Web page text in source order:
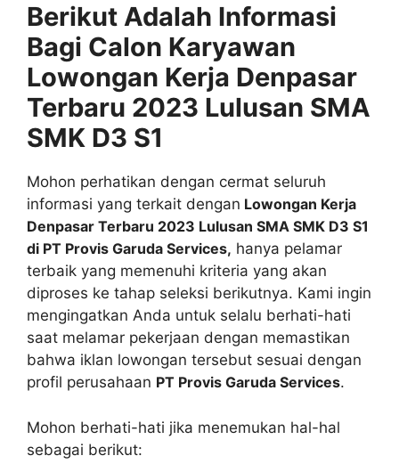
Berikut Adalah Informasi
Bagi Calon Karyawan
Lowongan Kerja Denpasar
Terbaru 2023 Lulusan SMA
SMK D3 S1
Mohon perhatikan dengan cermat seluruh
informasi yang terkait dengan Lowongan Kerja
Denpasar Terbaru 2023 Lulusan SMA SMK D3 S1
di PT Provis Garuda Services, hanya pelamar
terbaik yang memenuhi kriteria yang akan
diproses ke tahap seleksi berikutnya. Kami ingin
mengingatkan Anda untuk selalu berhati-hati
saat melamar pekerjaan dengan memastikan
bahwa iklan lowongan tersebut sesuai dengan
profil perusahaan PT Provis Garuda Services.
Mohon berhati-hati jika menemukan hal-hal
sebagai berikut: